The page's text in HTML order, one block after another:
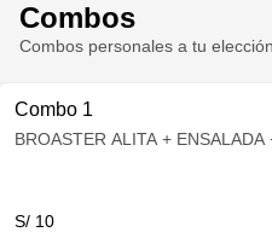
Combos
Combos personales a tu
Combo 1
BROASTER ALITA
S/ 10